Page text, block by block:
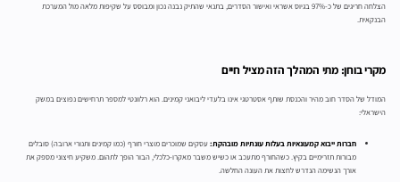
הצלחה חריגים של כ-97% בגיוס אשראי ואישור הסדרים, בתנאי שהתיק נבנה נכון ומבוסס על שקיפות מלאה מול המערכת
הבנקאית.
מקרי בוחן: מתי המהלך הזה מציל חיים
המודל של הסדר חוב מהיר והכנסת שותף אסטרטגי אינו בלעדי ליבואני קמינים. הוא רלוונטי למספר תרחישים נפוצים במשק
הישראלי:
חברות ייבוא קמעונאיות בעלות עונתיות מובהקת:עסקים שמוכרים מוצרי חורף (כמו קמינים ותנורי ארובה) סובלים
מבורות תזרימיים בקיץ. כשהחורף מתעכב או כשיש משבר מאקרו-כלכלי, הבור הופך לתהום. משקיע חיצוני מספק את
אורך הנשימה הנדרש לחצות את העונה החלשה.